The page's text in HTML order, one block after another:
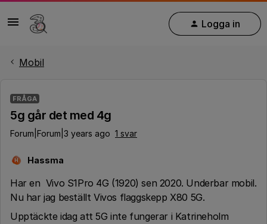
Logga in
Mobil
FRÅGA
5g går det med 4g
Forum|Forum|3 years ago 1 svar
H Hassma
Har en Vivo S1Pro 4G (1920) sen 2020. Underbar mobil.
Nu har jag beställt Vivos flaggskepp X80 5G.
Upptäckte idag att 5G inte fungerar i Katrineholm